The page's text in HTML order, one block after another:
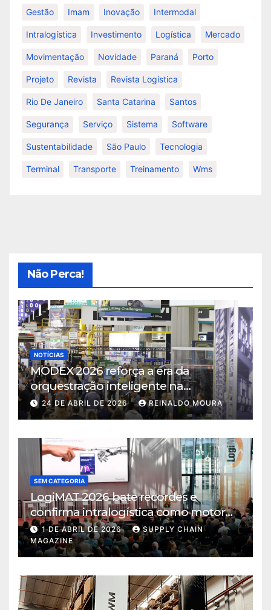
Gestão Imam Inovação Intermodal
Intralogística Investimento Logística Mercado
Movimentação Novidade Paraná Porto
Projeto Revista Revista Logística
Rio De Janeiro Santa Catarina Santos
Segurança Serviço Sistema Software
Sustentabilidade São Paulo Tecnologia
Terminal Transporte Treinamento Wms
Não Perca!
NOTÍCIAS
MODEX 2026 reforça a era da
orquestração inteligente na
intralogística
24 DE ABRIL DE 2026 REINALDO MOURA
SEM CATEGORIA
LogiMAT 2026 bate recordes e
confirma intralogística como motor
de decisão em tempos de incerteza
1 DE ABRIL DE 2026
SUPPLY CHAIN
MAGAZINE